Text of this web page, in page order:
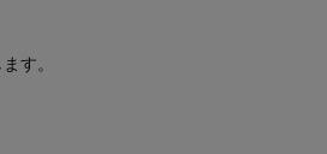
す。